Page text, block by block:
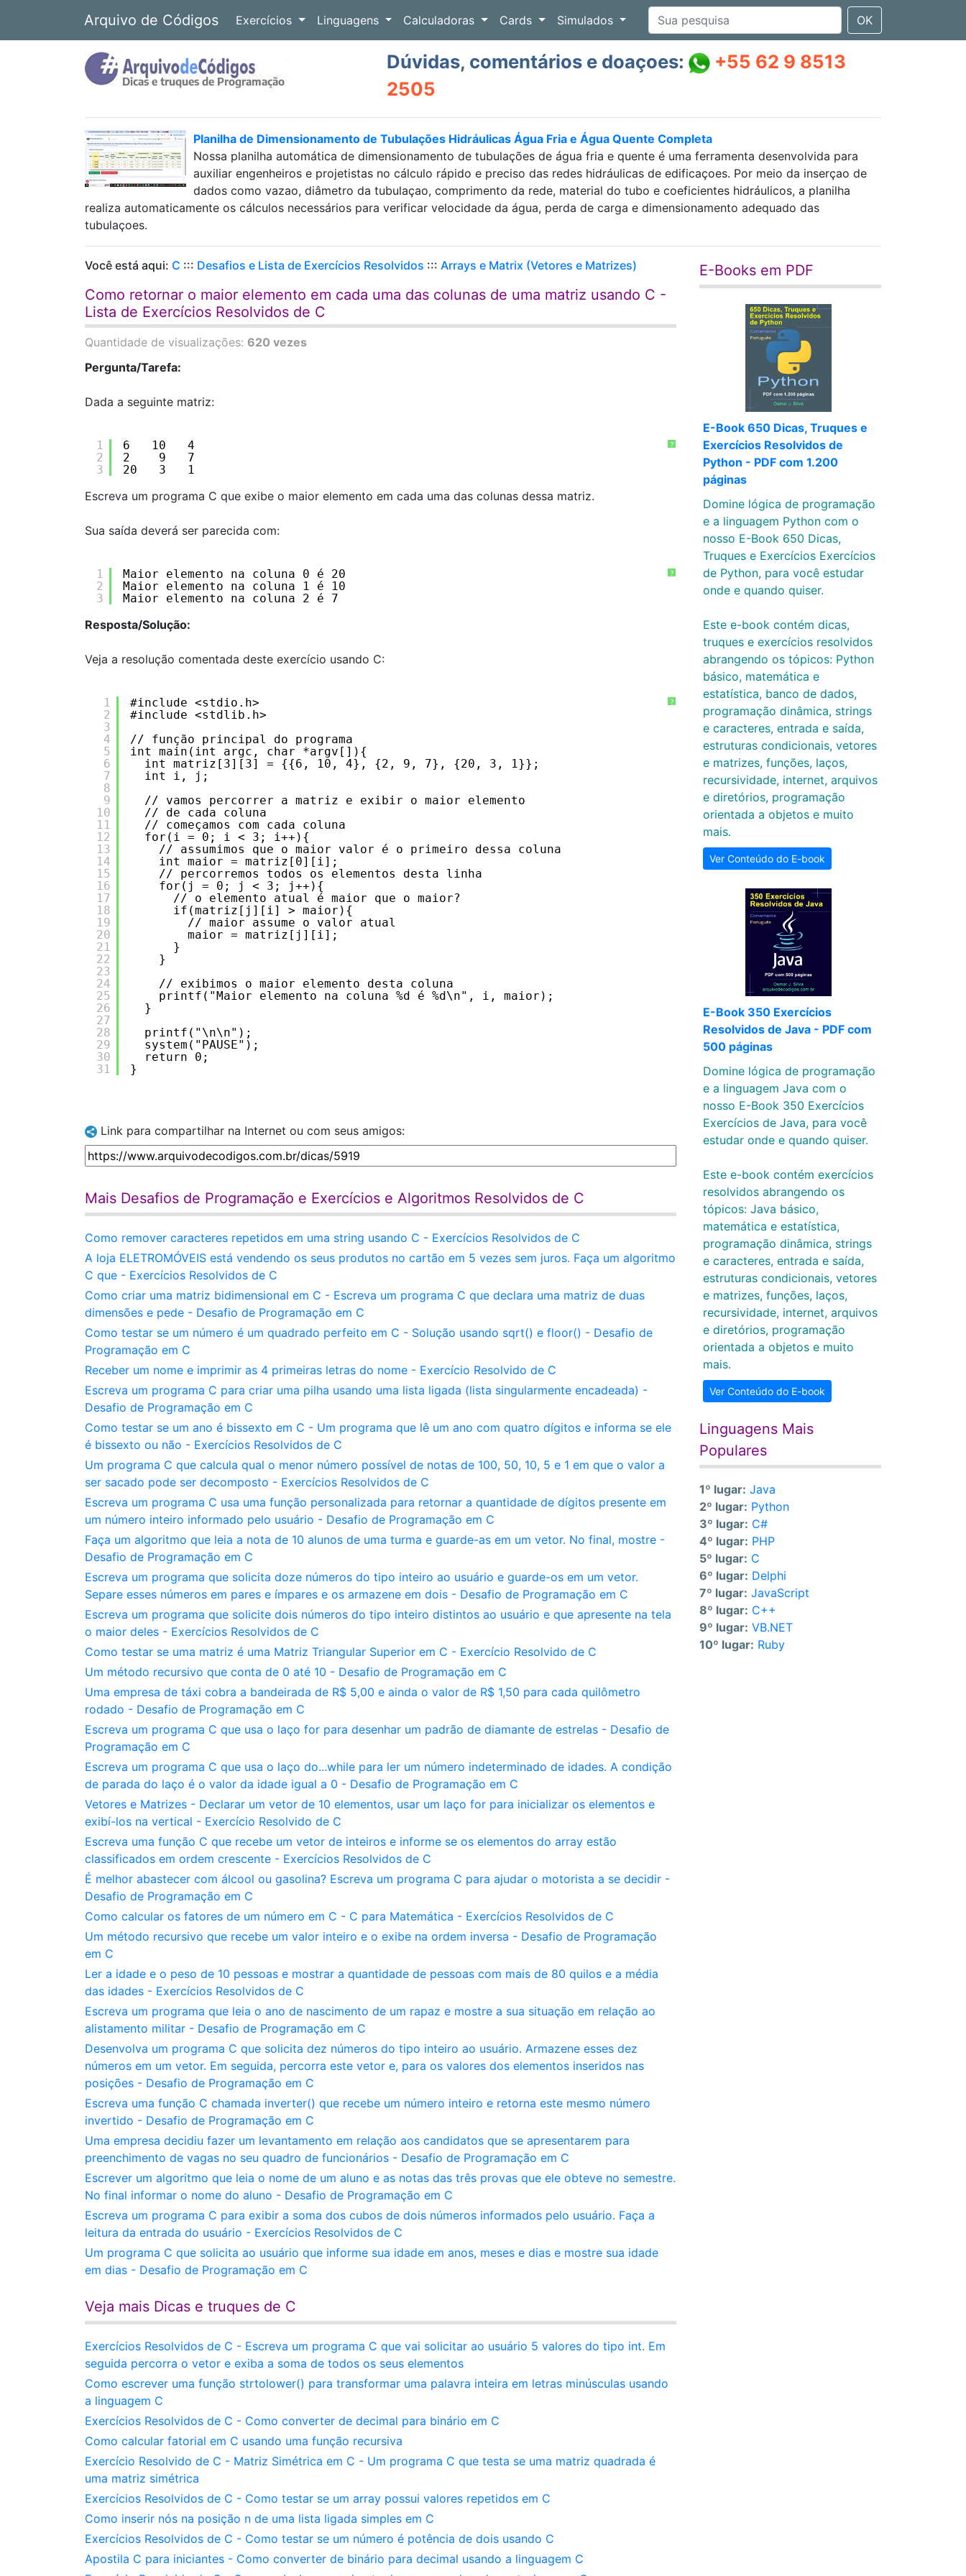
Arquivo de Códigos Exercícios Linguagens Calculadoras Cards Simulados OK
Dúvidas, comentários e doaçoes:
+55 62 9 8513
2505
Planilha de Dimensionamento de Tubulações Hidráulicas Água Fria e Água Quente Completa
Nossa planilha automática de dimensionamento de tubulações de água fria e quente é uma ferramenta desenvolvida para
auxiliar engenheiros e projetistas no cálculo rápido e preciso das redes hidráulicas de edificaçoes. Por meio da inserçao de
dados como vazao, diâmetro da tubulaçao, comprimento da rede, material do tubo e coeficientes hidráulicos, a planilha
realiza automaticamente os cálculos necessários para verificar velocidade da água, perda de carga e dimensionamento adequado das
tubulaçoes.
Você está aqui: C ::: Desafios e Lista de Exercícios Resolvidos ::: Arrays e Matrix (Vetores e Matrizes)
Como retornar o maior elemento em cada uma das colunas de uma matriz usando C -
Lista de Exercícios Resolvidos de C
Quantidade de visualizações: 620 vezes
Pergunta/Tarefa:
Dada a seguinte matriz:
?
1
2
3
6   10   4
2    9   7
20   3   1
Escreva um programa C que exibe o maior elemento em cada uma das colunas dessa matriz.
Sua saída deverá ser parecida com:
?
1
2
3
Maior elemento na coluna 0 é 20
Maior elemento na coluna 1 é 10
Maior elemento na coluna 2 é 7
Resposta/Solução:
Veja a resolução comentada deste exercício usando C:
?
1
2
3
4
5
6
7
8
9
10
11
12
13
14
15
16
17
18
19
20
21
22
23
24
25
26
27
28
29
30
31
#include <stdio.h>
#include <stdlib.h>
// função principal do programa
int main(int argc, char *argv[]){
int matriz[3][3] = {{6, 10, 4}, {2, 9, 7}, {20, 3, 1}};
int i, j;
// vamos percorrer a matriz e exibir o maior elemento
// de cada coluna
// começamos com cada coluna
for(i = 0; i < 3; i++){
// assumimos que o maior valor é o primeiro dessa coluna
int maior = matriz[0][i];
// percorremos todos os elementos desta linha
for(j = 0; j < 3; j++){
// o elemento atual é maior que o maior?
if(matriz[j][i] > maior){
// maior assume o valor atual
maior = matriz[j][i];
}
}
// exibimos o maior elemento desta coluna
printf("Maior elemento na coluna %d é %d\n", i, maior);
}
printf("\n\n");
system("PAUSE");
return 0;
}
Link para compartilhar na Internet ou com seus amigos:
Mais Desafios de Programação e Exercícios e Algoritmos Resolvidos de C
Como remover caracteres repetidos em uma string usando C - Exercícios Resolvidos de C
A loja ELETROMÓVEIS está vendendo os seus produtos no cartão em 5 vezes sem juros. Faça um algoritmo
C que - Exercícios Resolvidos de C
Como criar uma matriz bidimensional em C - Escreva um programa C que declara uma matriz de duas
dimensões e pede - Desafio de Programação em C
Como testar se um número é um quadrado perfeito em C - Solução usando sqrt() e floor() - Desafio de
Programação em C
Receber um nome e imprimir as 4 primeiras letras do nome - Exercício Resolvido de C
Escreva um programa C para criar uma pilha usando uma lista ligada (lista singularmente encadeada) -
Desafio de Programação em C
Como testar se um ano é bissexto em C - Um programa que lê um ano com quatro dígitos e informa se ele
é bissexto ou não - Exercícios Resolvidos de C
Um programa C que calcula qual o menor número possível de notas de 100, 50, 10, 5 e 1 em que o valor a
ser sacado pode ser decomposto - Exercícios Resolvidos de C
Escreva um programa C usa uma função personalizada para retornar a quantidade de dígitos presente em
um número inteiro informado pelo usuário - Desafio de Programação em C
Faça um algoritmo que leia a nota de 10 alunos de uma turma e guarde-as em um vetor. No final, mostre -
Desafio de Programação em C
Escreva um programa que solicita doze números do tipo inteiro ao usuário e guarde-os em um vetor.
Separe esses números em pares e ímpares e os armazene em dois - Desafio de Programação em C
Escreva um programa que solicite dois números do tipo inteiro distintos ao usuário e que apresente na tela
o maior deles - Exercícios Resolvidos de C
Como testar se uma matriz é uma Matriz Triangular Superior em C - Exercício Resolvido de C
Um método recursivo que conta de 0 até 10 - Desafio de Programação em C
Uma empresa de táxi cobra a bandeirada de R$ 5,00 e ainda o valor de R$ 1,50 para cada quilômetro
rodado - Desafio de Programação em C
Escreva um programa C que usa o laço for para desenhar um padrão de diamante de estrelas - Desafio de
Programação em C
Escreva um programa C que usa o laço do...while para ler um número indeterminado de idades. A condição
de parada do laço é o valor da idade igual a 0 - Desafio de Programação em C
Vetores e Matrizes - Declarar um vetor de 10 elementos, usar um laço for para inicializar os elementos e
exibí-los na vertical - Exercício Resolvido de C
Escreva uma função C que recebe um vetor de inteiros e informe se os elementos do array estão
classificados em ordem crescente - Exercícios Resolvidos de C
É melhor abastecer com álcool ou gasolina? Escreva um programa C para ajudar o motorista a se decidir -
Desafio de Programação em C
Como calcular os fatores de um número em C - C para Matemática - Exercícios Resolvidos de C
Um método recursivo que recebe um valor inteiro e o exibe na ordem inversa - Desafio de Programação
em C
Ler a idade e o peso de 10 pessoas e mostrar a quantidade de pessoas com mais de 80 quilos e a média
das idades - Exercícios Resolvidos de C
Escreva um programa que leia o ano de nascimento de um rapaz e mostre a sua situação em relação ao
alistamento militar - Desafio de Programação em C
Desenvolva um programa C que solicita dez números do tipo inteiro ao usuário. Armazene esses dez
números em um vetor. Em seguida, percorra este vetor e, para os valores dos elementos inseridos nas
posições - Desafio de Programação em C
Escreva uma função C chamada inverter() que recebe um número inteiro e retorna este mesmo número
invertido - Desafio de Programação em C
Uma empresa decidiu fazer um levantamento em relação aos candidatos que se apresentarem para
preenchimento de vagas no seu quadro de funcionários - Desafio de Programação em C
Escrever um algoritmo que leia o nome de um aluno e as notas das três provas que ele obteve no semestre.
No final informar o nome do aluno - Desafio de Programação em C
Escreva um programa C para exibir a soma dos cubos de dois números informados pelo usuário. Faça a
leitura da entrada do usuário - Exercícios Resolvidos de C
Um programa C que solicita ao usuário que informe sua idade em anos, meses e dias e mostre sua idade
em dias - Desafio de Programação em C
Veja mais Dicas e truques de C
Exercícios Resolvidos de C - Escreva um programa C que vai solicitar ao usuário 5 valores do tipo int. Em
seguida percorra o vetor e exiba a soma de todos os seus elementos
Como escrever uma função strtolower() para transformar uma palavra inteira em letras minúsculas usando
a linguagem C
Exercícios Resolvidos de C - Como converter de decimal para binário em C
Como calcular fatorial em C usando uma função recursiva
Exercício Resolvido de C - Matriz Simétrica em C - Um programa C que testa se uma matriz quadrada é
uma matriz simétrica
Exercícios Resolvidos de C - Como testar se um array possui valores repetidos em C
Como inserir nós na posição n de uma lista ligada simples em C
Exercícios Resolvidos de C - Como testar se um número é potência de dois usando C
Apostila C para iniciantes - Como converter de binário para decimal usando a linguagem C
E-Books em PDF
E-Book 650 Dicas, Truques e
Exercícios Resolvidos de
Python - PDF com 1.200
páginas
Domine lógica de programação
e a linguagem Python com o
nosso E-Book 650 Dicas,
Truques e Exercícios Exercícios
de Python, para você estudar
onde e quando quiser.
Este e-book contém dicas,
truques e exercícios resolvidos
abrangendo os tópicos: Python
básico, matemática e
estatística, banco de dados,
programação dinâmica, strings
e caracteres, entrada e saída,
estruturas condicionais, vetores
e matrizes, funções, laços,
recursividade, internet, arquivos
e diretórios, programação
orientada a objetos e muito
mais.
Ver Conteúdo do E-book
E-Book 350 Exercícios
Resolvidos de Java - PDF com
500 páginas
Domine lógica de programação
e a linguagem Java com o
nosso E-Book 350 Exercícios
Exercícios de Java, para você
estudar onde e quando quiser.
Este e-book contém exercícios
resolvidos abrangendo os
tópicos: Java básico,
matemática e estatística,
programação dinâmica, strings
e caracteres, entrada e saída,
estruturas condicionais, vetores
e matrizes, funções, laços,
recursividade, internet, arquivos
e diretórios, programação
orientada a objetos e muito
mais.
Ver Conteúdo do E-book
Linguagens Mais
Populares
1º lugar: Java
2º lugar: Python
3º lugar: C#
4º lugar: PHP
5º lugar: C
6º lugar: Delphi
7º lugar: JavaScript
8º lugar: C++
9º lugar: VB.NET
10º lugar: Ruby